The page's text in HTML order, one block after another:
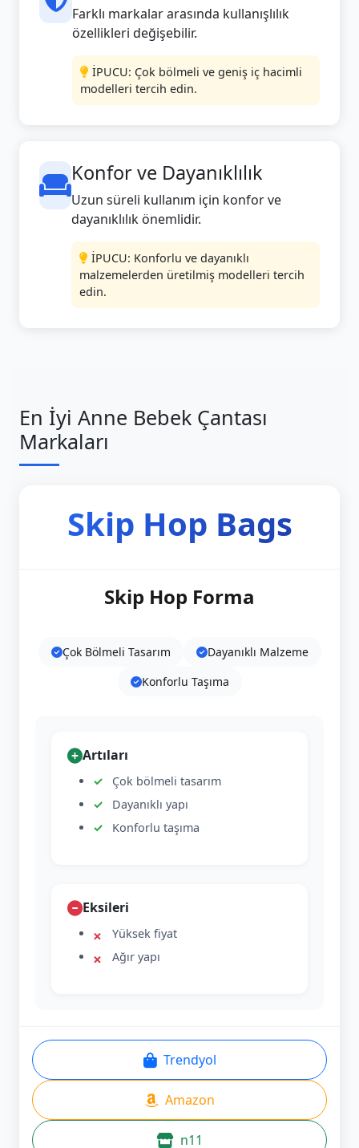
Farklı markalar arasında kullanışlılık
özellikleri değişebilir.
İPUCU: Çok bölmeli ve geniş iç hacimli
modelleri tercih edin.
Konfor ve Dayanıklılık
Uzun süreli kullanım için konfor ve
dayanıklılık önemlidir.
İPUCU: Konforlu ve dayanıklı
malzemelerden üretilmiş modelleri tercih
edin.
En İyi Anne Bebek Çantası
Markaları
Skip Hop Bags
Skip Hop Forma
Çok Bölmeli Tasarım
Dayanıklı Malzeme
Konforlu Taşıma
Artıları
Çok bölmeli tasarım
Dayanıklı yapı
Konforlu taşıma
Eksileri
Yüksek fiyat
Ağır yapı
Trendyol
Amazon
n11